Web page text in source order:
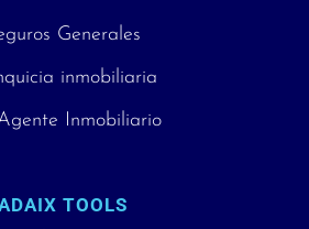
Generales
inmobiliaria
Inmobiliario
TOOLS